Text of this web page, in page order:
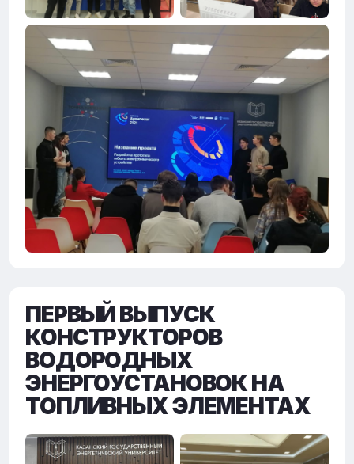
ПЕРВЫЙ ВЫПУСК
КОНСТРУКТОРОВ
ВОДОРОДНЫХ
ЭНЕРГОУСТАНОВОК НА
ТОПЛИВНЫХ ЭЛЕМЕНТАХ